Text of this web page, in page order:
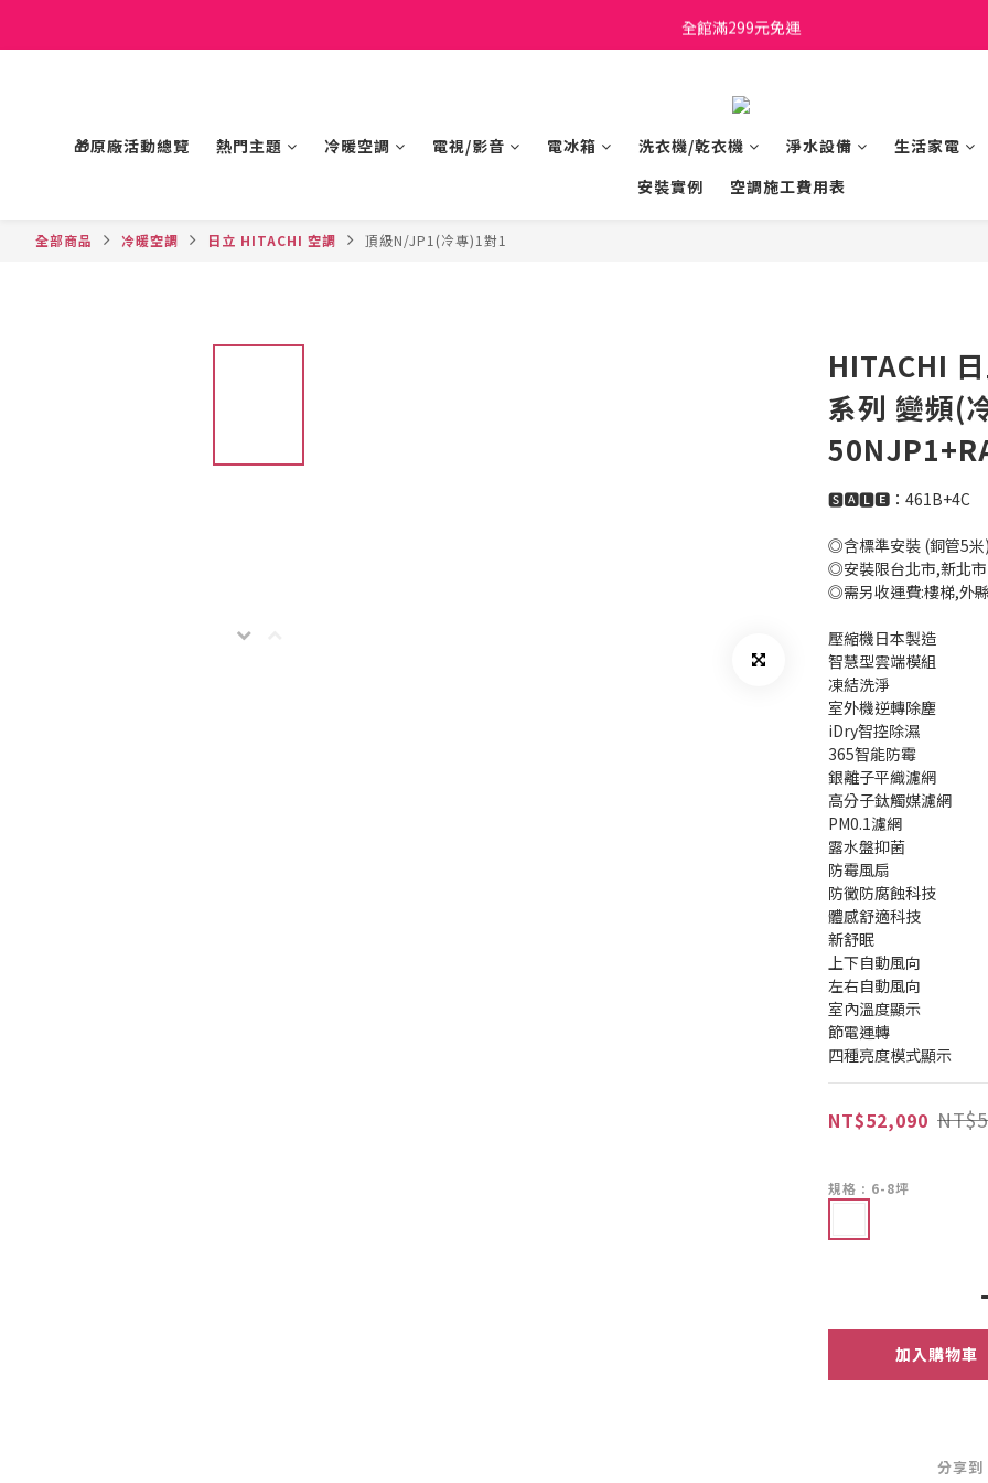
日立家電、國際牌 原廠管制價格 私訊優惠價
全館滿299元免運
🎁原廠活動總覽 熱門主題 冷暖空調 電視/影音 電冰箱 洗衣機/乾衣機 淨水設備 生活家電
安裝實例
空調施工費用表
全部商品 冷暖空調 日立 HITACHI 空調 頂級N/JP1(冷專)1對1
HITACHI
系列 變頻(
🆂🅰🅻🅴：461B+4C
◎含標準安裝 (銅管5米)
◎安裝限台北市,新北市
◎需另收運費:樓梯,外
壓縮機日本製造
智慧型雲端模組
凍結洗淨
室外機逆轉除塵
iDry智控除濕
365智能防霉
銀離子平織濾網
高分子鈦觸媒濾網
PM0.1濾網
露水盤抑菌
防霉風扇
防黴防腐蝕科技
體感舒適科技
新舒眠
上下自動風向
左右自動風向
室內溫度顯示
節電運轉
四種亮度模式顯示
NT$52,090
規格 : 6-8坪
加入購物車
分享到